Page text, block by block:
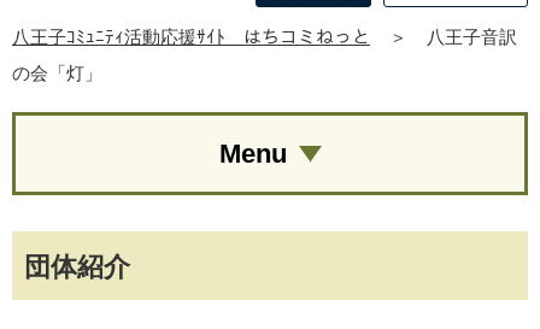
八王子ｺﾐｭﾆﾃｨ活動応援ｻｲﾄ はちコミねっと ＞
八王子音訳
の会「灯」
団体紹介
Menu